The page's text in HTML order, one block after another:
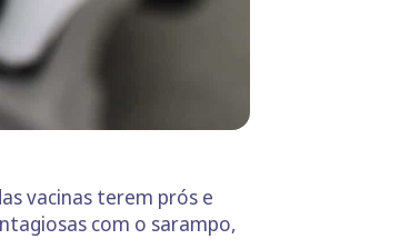
vacinas terem prós e
com o sarampo,